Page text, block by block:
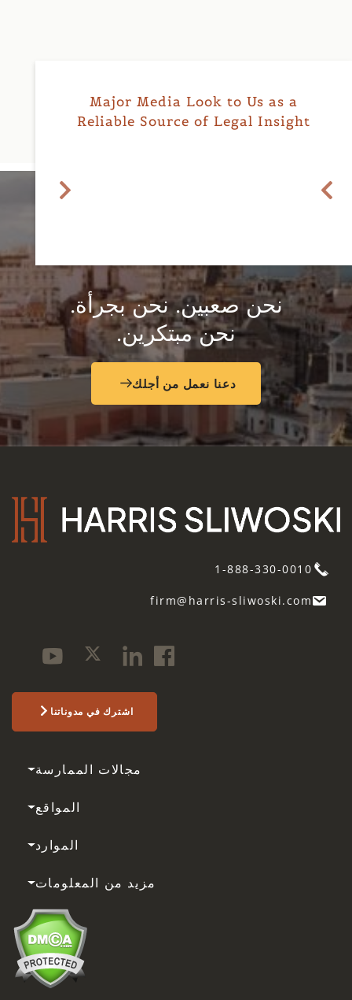
Major Media Look to Us as a
Reliable Source of Legal Insight
نحنصعبين.نحنبجرأة.
نحنمبتكرين.
دعنا نعمل من أجلك
1-888-330-0010
firm@harris-sliwoski.com
اشترك في مدوناتنا
مجالات الممارسة
المواقع
الموارد
مزيد من المعلومات